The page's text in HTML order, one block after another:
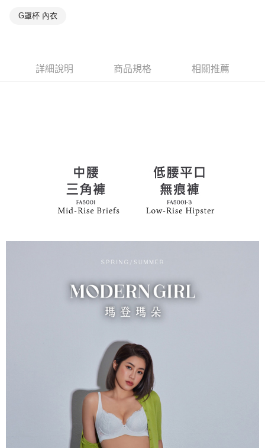
https://aftee.tw/terms/#terms3
時審查核予不同之上限額度；若仍有額度不足之情形，本公司將視審查結果
每筆NT$90，滿NT$1,000(含以上)免運費
離島宅配
G罩杯 內衣
詳細說明 商品規格 相關推薦